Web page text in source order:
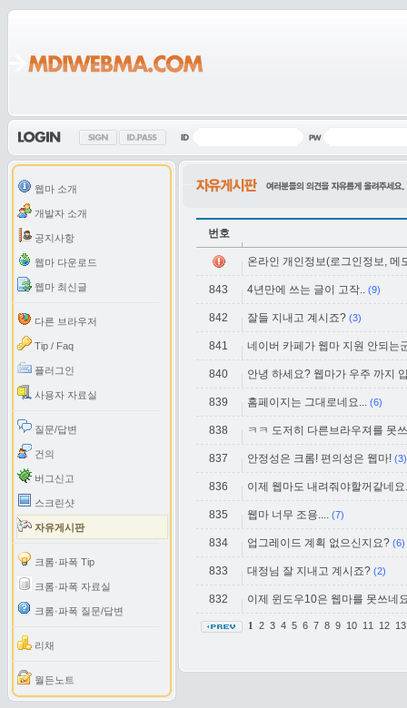
웹마 소개
개발자 소개
공지사항
웹마 다운로드
웹마 최신글
다른 브라우저
Tip / Faq
플러그인
사용자 자료실
질문/답변
건의
버그신고
스크린샷
자유게시판
크롬·파폭 Tip
크롬·파폭 자료실
크롬·파폭 질문/답변
리채
월든노트
번호
온라인 개인정보(로그인정보, 메
843 4년만에 쓰는 글이 고작.. (9)
842 잘들 지내고 계시죠? (3)
841 네이버 카페가 웹마 지원 안되는
840 안녕 하세요? 웹마가 우주 까지
839 홈페이지는 그대로네요... (6)
838 ㅋㅋ 도저히 다른브라우져를 못
837 안정성은 크롬! 편의성은 웹마! (3)
836 이제 웹마도 내려줘야할꺼같네요.
835 웹마 너무 조용.... (7)
834 업그레이드 계획 없으신지요? (6)
833 대정님 잘 지내고 계시죠? (2)
832 이제 윈도우10은 웹마를 못쓰네
1 2 3 4 5 6 7 8 9 10 11 12